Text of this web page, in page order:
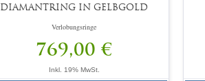
DIAMANTRING IN GELBGOLD
Verlobungsringe
769,00 €
Inkl. 19% MwSt.